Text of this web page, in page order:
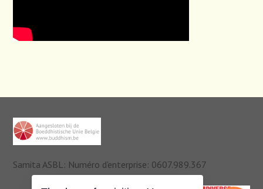
Samita ASBL: Numéro d'enterprise: 0607.989.367